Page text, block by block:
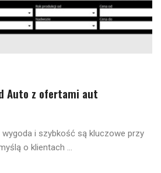
Auto z ofertami aut
i szybkość są kluczowe przy
o klientach ...